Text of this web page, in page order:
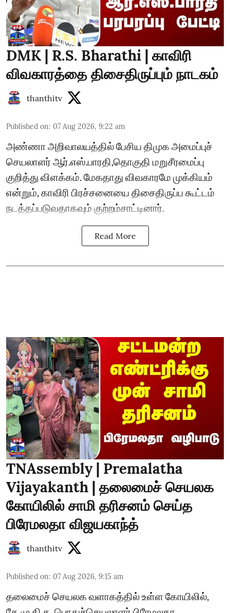
DMK | R.S. Bharathi | காவிரி
விவகாரத்தை திசைதிருப்பும் நாடகம்
thanthitv
Published on: 07 Aug 2026, 9:22 am
அண்ணா அறிவாலயத்தில் பேசிய திமுக அமைப்புச்
செயலாளர் ஆர்.எஸ்.பாரதி,தொகுதி மறுசீரமைப்பு
குறித்து விளக்கம். மேகதாது விவகாரமே முக்கியம்
என்றும், காவிரி பிரச்சனையை திசைதிருப்ப கூட்டம்
நடத்தப்படுவதாகவும் குற்றம்சாட்டினார்.
Read More
TNAssembly | Premalatha
Vijayakanth | தலைமைச் செயலக
கோயிலில் சாமி தரிசனம் செய்த
பிரேமலதா விஜயகாந்த்
thanthitv
Published on: 07 Aug 2026, 9:15 am
தலைமைச் செயலக வளாகத்தில் உள்ள கோயிலில்,